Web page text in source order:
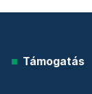
Támogatás